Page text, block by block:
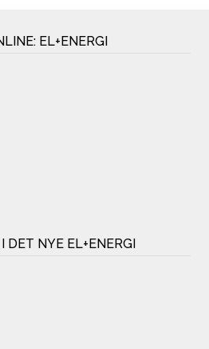
EL+ENERGI
DET NYE EL+ENERGI